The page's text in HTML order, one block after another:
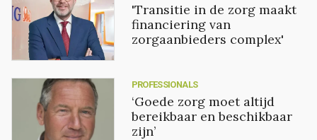
'Transitie in de zorg maakt
financiering van
zorgaanbieders complex'
PROFESSIONALS
‘Goede zorg moet altijd
bereikbaar en beschikbaar
zijn’